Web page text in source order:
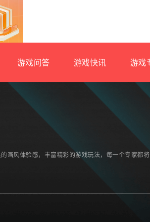
游戏问答 游戏快讯 游戏
画风体验感，丰富精彩的游戏玩法，每一个专家都